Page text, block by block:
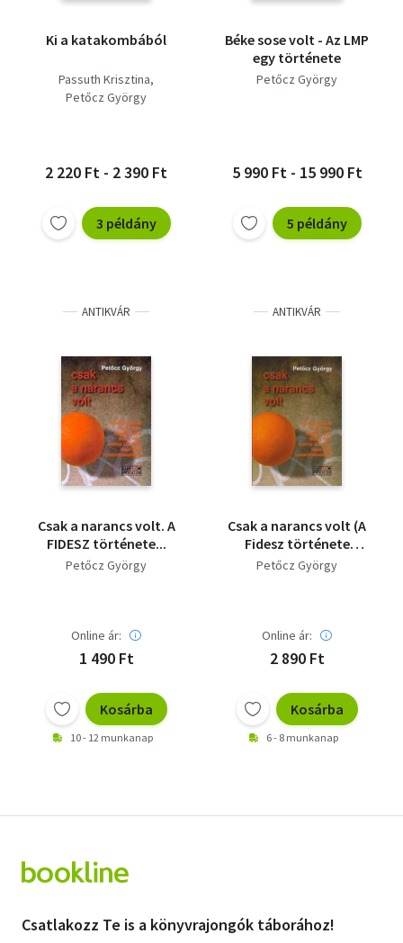
Ki a katakombából
Passuth Krisztina
Petőcz György
2 220 Ft - 2 390 Ft
3 példány
Béke sose volt - Az LMP
egy története
Petőcz György
5 990 Ft - 15 990 Ft
5 példány
ANTIKVÁR
Csak a narancs volt. A
FIDESZ története...
Petőcz György
Online ár:
1 490 Ft
Kosárba
10 - 12 munkanap
ANTIKVÁR
Csak a narancs volt (A
Fidesz története
Fodor Gábor, Hegedűs
visszaemlékezésében)
Petőcz György
Online ár:
2 890 Ft
Kosárba
6 - 8 munkanap
Csatlakozz Te is a könyvrajongók táborához!